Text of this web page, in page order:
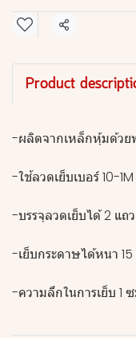
แชร์
Product
-ผลิตจากเหล็กหุ้มด้วย
-ใช้ลวดเย็บเบอร์ 10-1M
-บรรจุลวดเย็บได้ 2 แถ
-เย็บกระดาษได้หนา
-ความลึกในการเย็บ 1